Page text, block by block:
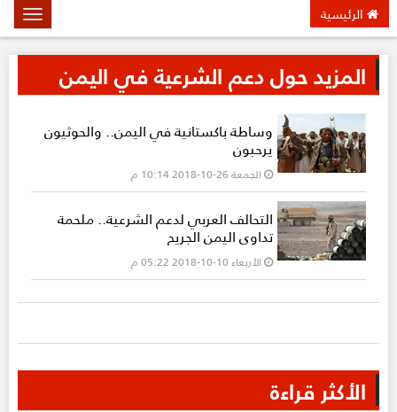
الرئيسية
المزيد حول دعم الشرعية في اليمن
وساطة باكستانية في اليمن.. والحوثيون
يرحبون
الجمعة 26-10-2018 10:14 م
التحالف العربي لدعم الشرعية.. ملحمة
تداوي اليمن الجريح
الأربعاء 10-10-2018 05:22 م
الأكثر قراءة